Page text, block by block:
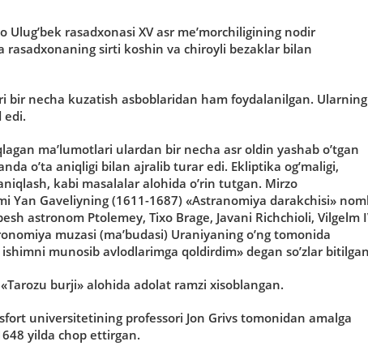
rasadxonasi XV asr me’morchiligining nodir
rasadxonaning sirti koshin va chiroyli bezaklar bilan
bir necha kuzatish asboblaridan ham foydalanilgan. Ularning
edi.
ma’lumotlari ulardan bir necha asr oldin yashab o’tgan
o’ta aniqligi bilan ajralib turar edi. Ekliptika og’maligi,
kabi masalalar alohida o’rin tutgan. Mirzo
Yan Gaveliyning (1611-1687) «Astranomiya darakchisi»
astronom Ptolemey, Tixo Brage, Javani Richchioli, Vilgelm
muzasi (ma’budasi) Uraniyaning o’ng tomonida
ishimni munosib avlodlarimga qoldirdim» degan so’zlar
burji» alohida adolat ramzi xisoblangan.
universitetining professori Jon Grivs tomonidan amalga
yilda chop ettirgan.